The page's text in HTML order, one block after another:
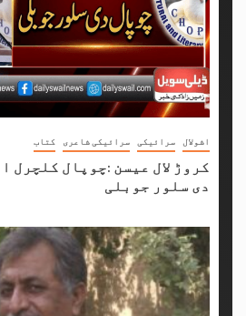
اشولال سرائیکی سرائیکی شاعری کتاب
کروڑ لال عیسن :چوپال کلچرل
دی سلور جوبلی